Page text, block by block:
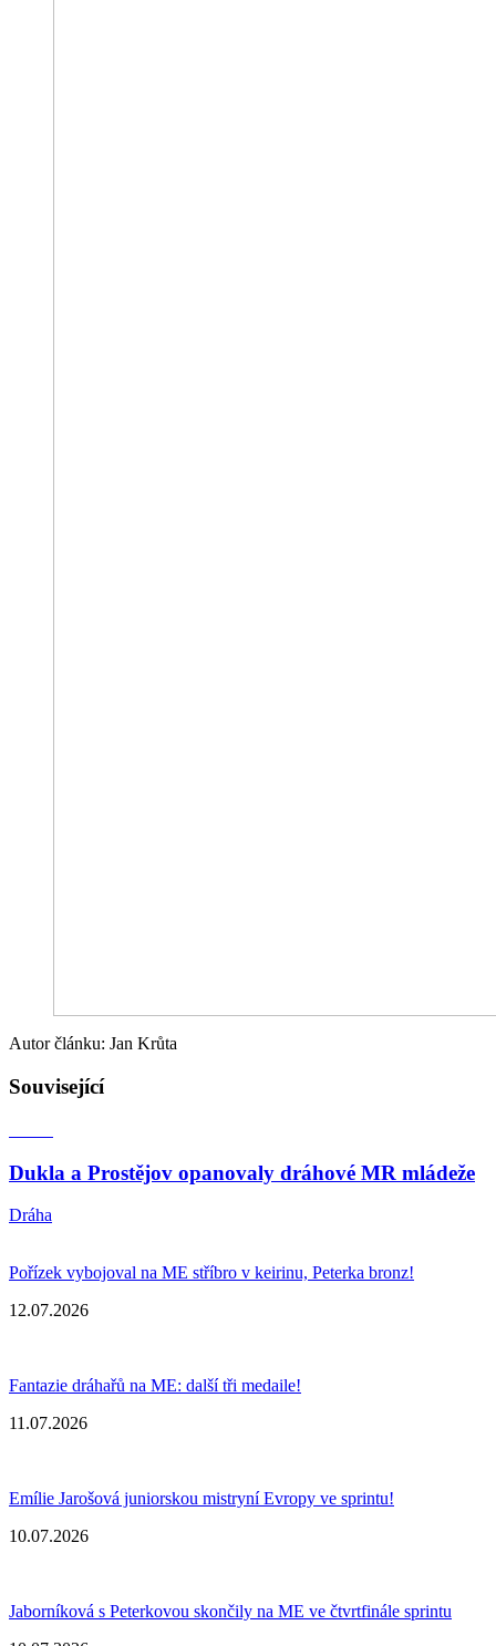
Autor článku: Jan Krůta
Související
Dukla a Prostějov opanovaly dráhové MR mládeže
Dráha
Pořízek vybojoval na ME stříbro v keirinu, Peterka bronz!
12.07.2026
Fantazie dráhařů na ME: další tři medaile!
11.07.2026
Emílie Jarošová juniorskou mistryní Evropy ve sprintu!
10.07.2026
Jaborníková s Peterkovou skončily na ME ve čtvrtfinále sprintu